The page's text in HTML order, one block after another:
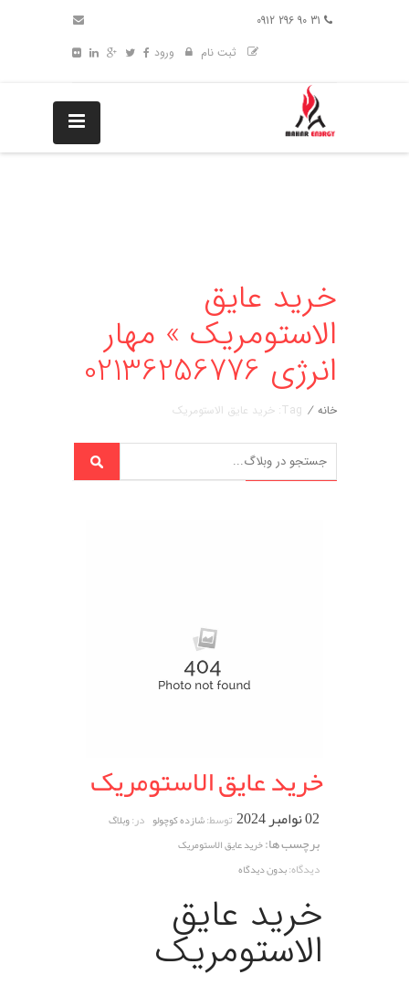
ثبت نام
ورود
خرید عایق
الاستومریک » مهار
انرژی 02136256776
خانه / Tag: خرید عایق الاستومریک
خرید عایق الاستومریک
02 نوامبر 2024 توسط:شازده کوچولو در:وبلاگ
برچسب ها:خرید عایق الاستومریک
دیدگاه:بدون دیدگاه
خرید عایق
الاستومریک